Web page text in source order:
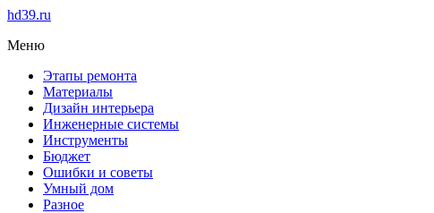
hd39.ru
Меню
Этапы ремонта
Материалы
Дизайн интерьера
Инженерные системы
Инструменты
Бюджет
Ошибки и советы
Умный дом
Разное